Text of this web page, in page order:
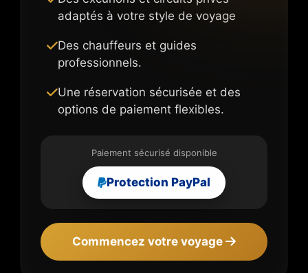
adaptés à votre style de voyage
Des chauffeurs et guides
professionnels.
Une réservation sécurisée et des
options de paiement flexibles.
Paiement sécurisé disponible
Protection PayPal
Commencez votre voyage